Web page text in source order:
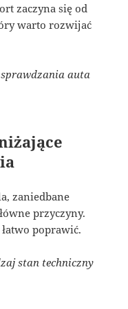
zaczyna się od
warto rozwijać
auta
zaniedbane
przyczyny.
poprawić.
stan techniczny